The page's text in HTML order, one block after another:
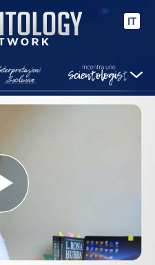
IT
Play
Video